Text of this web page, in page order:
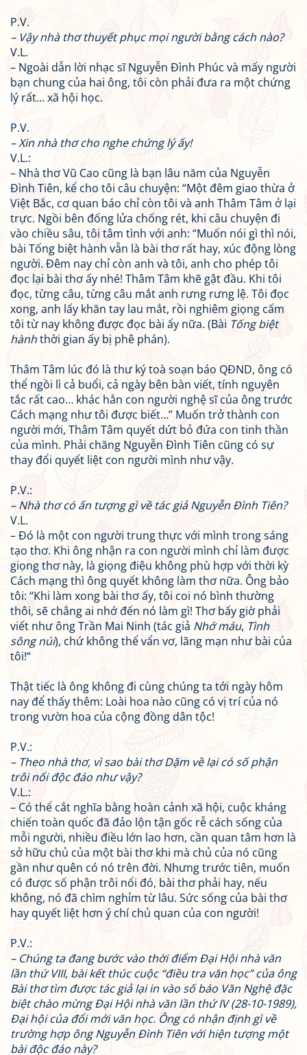
P.V.
– Vậy nhà thơ thuyết phục mọi người bằng cách nào?
V.L.
– Ngoài dẫn lời nhạc sĩ Nguyễn Đình Phúc và mấy người
bạn chung của hai ông, tôi còn phải đưa ra một chứng
lý rất… xã hội học.
P.V.
– Xin nhà thơ cho nghe chứng lý ấy!
V.L.:
– Nhà thơ Vũ Cao cũng là bạn lâu năm của Nguyễn
Đình Tiên, kể cho tôi câu chuyện: “Một đêm giao thừa ở
Việt Bắc, cơ quan báo chỉ còn tôi và anh Thâm Tâm ở lại
trực. Ngồi bên đống lửa chống rét, khi câu chuyện đi
vào chiều sâu, tôi tâm tình với anh: “Muốn nói gì thì nói,
bài Tống biệt hành vẫn là bài thơ rất hay, xúc động lòng
người. Đêm nay chỉ còn anh và tôi, anh cho phép tôi
đọc lại bài thơ ấy nhé! Thâm Tâm khẽ gật đầu. Khi tôi
đọc, từng câu, từng câu mắt anh rưng rưng lệ. Tôi đọc
xong, anh lấy khăn tay lau mắt, rồi nghiêm giọng cấm
tôi từ nay không được đọc bài ấy nữa. (Bài Tống biệt
hànhthời gian ấy bị phê phán).
Thâm Tâm lúc đó là thư ký toà soạn báo QĐND, ông có
thể ngồi lì cả buổi, cả ngày bên bàn viết, tính nguyên
tắc rất cao… khác hẳn con người nghệ sĩ của ông trước
Cách mạng như tôi được biết…” Muốn trở thành con
người mới, Thâm Tâm quyết dứt bỏ đứa con tinh thần
của mình. Phải chăng Nguyễn Đình Tiên cũng có sự
thay đổi quyết liệt con người mình như vậy.
P.V.:
– Nhà thơ có ấn tượng gì về tác giả Nguyễn Đình Tiên?
V.L.
– Đó là một con người trung thực với mình trong sáng
tạo thơ. Khi ông nhận ra con người mình chỉ làm được
giọng thơ này, là giọng điệu không phù hợp với thời kỳ
Cách mạng thì ông quyết không làm thơ nữa. Ông bảo
tôi: “Khi làm xong bài thơ ấy, tôi coi nó bình thường
thôi, sẽ chẳng ai nhớ đến nó làm gì! Thơ bấy giờ phải
viết như ông Trần Mai Ninh (tác giả Nhớ máu, Tình
sông núi), chứ không thể vẩn vơ, lãng mạn như bài của
tôi!“
Thật tiếc là ông không đi cùng chúng ta tới ngày hôm
nay để thấy thêm: Loài hoa nào cũng có vị trí của nó
trong vườn hoa của cộng đồng dân tộc!
P.V.:
– Theo nhà thơ, vì sao bài thơDặm vềlại có số phận
trôi nổi độc đáo như vậy?
V.L.:
– Có thể cắt nghĩa bằng hoàn cảnh xã hội, cuộc kháng
chiến toàn quốc đã đảo lộn tận gốc rễ cách sống của
mỗi người, nhiều điều lớn lao hơn, cần quan tâm hơn là
sở hữu chủ của một bài thơ khi mà chủ của nó cũng
gần như quên có nó trên đời. Nhưng trước tiên, muốn
có được số phận trôi nổi đó, bài thơ phải hay, nếu
không, nó đã chìm nghỉm từ lâu. Sức sống của bài thơ
hay quyết liệt hơn ý chí chủ quan của con người!
P.V.:
– Chúng ta đang bước vào thời điểm Đại Hội nhà văn
lần thứ VIII, bài kết thúc cuộc “điều tra văn học” của ông
Bài thơ tìm được tác giả lại in vào số báo Văn Nghệ đặc
biệt chào mừng Đại Hội nhà văn lần thứ IV (28-10-1989),
Đại hội của đổi mới văn học. Ông có nhận định gì về
trường hợp ông Nguyễn Đình Tiên với hiện tượng một
bài độc đáo này?